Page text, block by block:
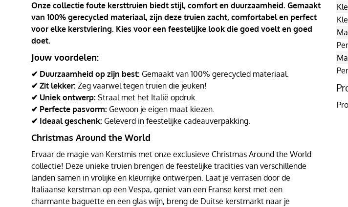
Onze collectie foute kersttruien biedt stijl, comfort en duurzaamheid. Gemaakt
van 100% gerecycled materiaal, zijn deze truien zacht, comfortabel en perfect
voor elke kerstviering. Kies voor een feestelijke look die goed voelt en goed
doet.
Jouw voordelen:
✔ Duurzaamheid op zijn best: Gemaakt van 100% gerecycled materiaal.
✔ Zit lekker: Zeg vaarwel tegen truien die jeuken!
✔ Uniek ontwerp: Straal met het Italië opdruk.
✔ Perfecte pasvorm: Gewoon je eigen maat kiezen.
✔ Ideaal geschenk: Geleverd in feestelijke cadeauverpakking.
Christmas Around the World
Ervaar de magie van Kerstmis met onze exclusieve Christmas Around the World
collectie! Deze unieke truien brengen de feestelijke tradities van verschillende
landen samen in vrolijke en kleurrijke ontwerpen. Laat je verrasen door de
Italiaanse kerstman op een Vespa, geniet van een Franse kerst met een
charmante baguette en een glas wijn, breng de Duitse kerstmarkt naar je